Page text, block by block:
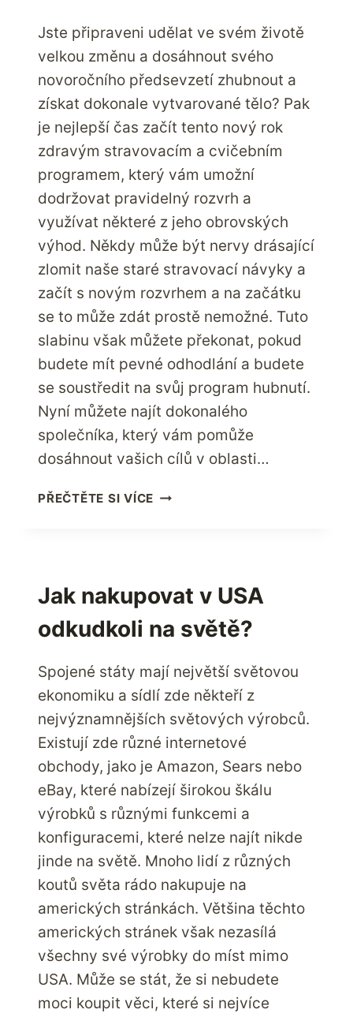
Jste připraveni udělat ve svém životě
velkou změnu a dosáhnout svého
novoročního předsevzetí zhubnout a
získat dokonale vytvarované tělo? Pak
je nejlepší čas začít tento nový rok
zdravým stravovacím a cvičebním
programem, který vám umožní
dodržovat pravidelný rozvrh a
využívat některé z jeho obrovských
výhod. Někdy může být nervy drásající
zlomit naše staré stravovací návyky a
začít s novým rozvrhem a na začátku
se to může zdát prostě nemožné. Tuto
slabinu však můžete překonat, pokud
budete mít pevné odhodlání a budete
se soustředit na svůj program hubnutí.
Nyní můžete najít dokonalého
společníka, který vám pomůže
dosáhnout vašich cílů v oblasti…
PŘEČTĚTE SI VÍCE JAK
ZHUBNOUT?
Jak nakupovat v USA
odkudkoli na světě?
Spojené státy mají největší světovou
ekonomiku a sídlí zde někteří z
nejvýznamnějších světových výrobců.
Existují zde různé internetové
obchody, jako je Amazon, Sears nebo
eBay, které nabízejí širokou škálu
výrobků s různými funkcemi a
konfiguracemi, které nelze najít nikde
jinde na světě. Mnoho lidí z různých
koutů světa rádo nakupuje na
amerických stránkách. Většina těchto
amerických stránek však nezasílá
všechny své výrobky do míst mimo
USA. Může se stát, že si nebudete
moci koupit věci, které si nejvíce